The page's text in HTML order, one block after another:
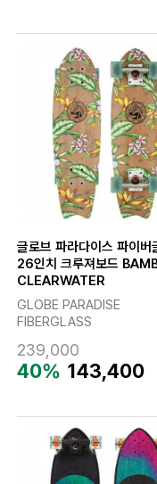
글로브 파라다이스 파이버
26인치 크루져보드
CLEARWATER
GLOBE PARADISE
FIBERGLASS
239,000
40% 143,400